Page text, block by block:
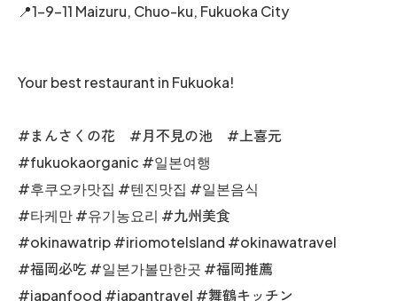
📍1-9-11 Maizuru, Chuo-ku, Fukuoka City
Your best restaurant in Fukuoka!
#まんさくの花 #月不見の池 #上喜元
#fukuokaorganic #일본여행
#후쿠오카맛집 #텐진맛집 #일본음식
#타케만 #유기농요리 #九州美食
#okinawatrip #iriomoteIsland #okinawatravel
#福岡必吃 #일본가볼만한곳 #福岡推薦
#japanfood #japantravel #舞鶴キッチン